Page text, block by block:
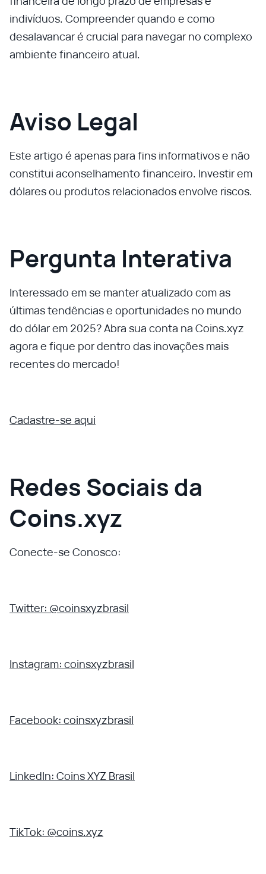
indivíduos. Compreender quando e como
desalavancar é crucial para navegar no complexo
ambiente financeiro atual.
Aviso Legal
Este artigo é apenas para fins informativos e não
constitui aconselhamento financeiro. Investir em
dólares ou produtos relacionados envolve riscos.
Pergunta Interativa
Interessado em se manter atualizado com as
últimas tendências e oportunidades no mundo
do dólar em 2025? Abra sua conta na Coins.xyz
agora e fique por dentro das inovações mais
recentes do mercado!
Cadastre-se aqui
Redes Sociais da
Coins.xyz
Conecte-se Conosco:
Twitter: @coinsxyzbrasil
Instagram: coinsxyzbrasil
Facebook: coinsxyzbrasil
LinkedIn: Coins XYZ Brasil
TikTok: @coins.xyz